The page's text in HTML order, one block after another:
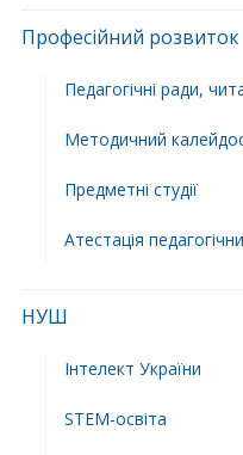
Професійний розвиток
Педагогічні ради,
Методичний
Предметні студії
Атестація
НУШ
Інтелект України
STEM-освіта